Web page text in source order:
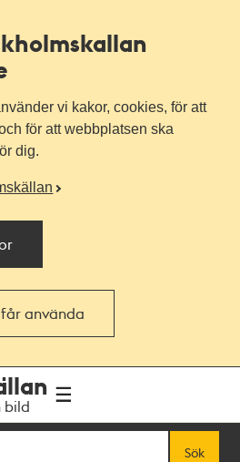
vi kakor, cookies, för att
för att webbplatsen ska
dig.
använda
bild
Sök